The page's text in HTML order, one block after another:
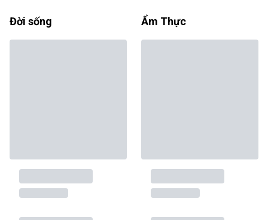
Đời sống Ẩm Thực